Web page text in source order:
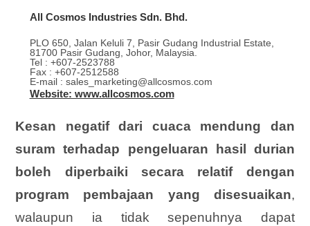
All Cosmos Industries Sdn. Bhd.
PLO 650, Jalan Keluli 7, Pasir Gudang Industrial Estate,
81700 Pasir Gudang, Johor, Malaysia.
Tel : +607-2523788
Fax : +607-2512588
E-mail : sales_marketing@allcosmos.com
Website: www.allcosmos.com
Kesan negatif dari cuaca mendung dan
suram terhadap pengeluaran hasil durian
boleh diperbaiki secara relatif dengan
program pembajaan yang disesuaikan,
walaupun ia tidak sepenuhnya dapat